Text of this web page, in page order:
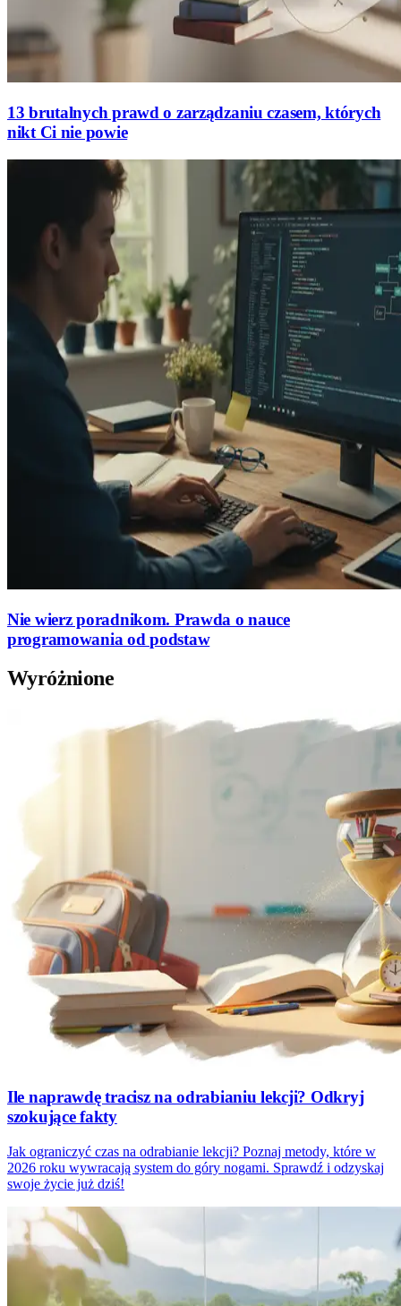
13 brutalnych prawd o zarządzaniu czasem, których
nikt Ci nie powie
Nie wierz poradnikom. Prawda o nauce
programowania od podstaw
Wyróżnione
Ile naprawdę tracisz na odrabianiu lekcji? Odkryj
szokujące fakty
Jak ograniczyć czas na odrabianie lekcji? Poznaj metody, które w
2026 roku wywracają system do góry nogami. Sprawdź i odzyskaj
swoje życie już dziś!